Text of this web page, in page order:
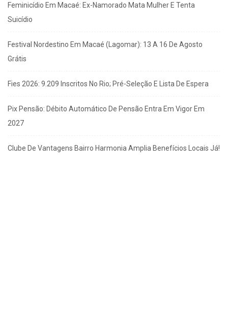
Feminicídio Em Macaé: Ex-Namorado Mata Mulher E Tenta
Suicídio
Festival Nordestino Em Macaé (Lagomar): 13 A 16 De Agosto
Grátis
Fies 2026: 9.209 Inscritos No Rio; Pré-Seleção E Lista De Espera
Pix Pensão: Débito Automático De Pensão Entra Em Vigor Em
2027
Clube De Vantagens Bairro Harmonia Amplia Benefícios Locais Já!